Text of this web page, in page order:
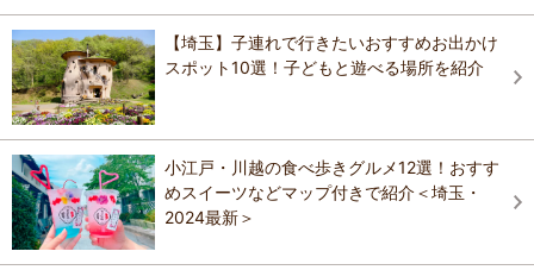
【埼玉】子連れで行きたいおすすめお出かけ
スポット10選！子どもと遊べる場所を紹介
小江戸・川越の食べ歩きグルメ12選！おすす
めスイーツなどマップ付きで紹介＜埼玉・
2024最新＞